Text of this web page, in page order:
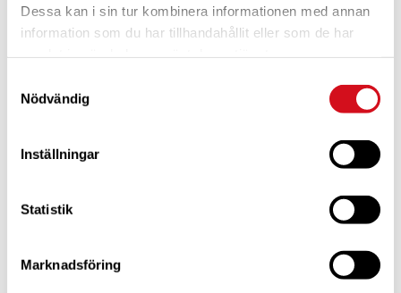
Dessa kan i sin tur kombinera informationen med annan
information som du har tillhandahållit eller som de har
Nödvändig
Inställningar
Statistik
Marknadsföring
För dig som är blivande ny medlemTa del av alla förmåner.
Bli medlem idag.